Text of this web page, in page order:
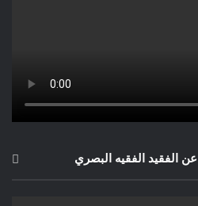
الفقيد الفقيه البصري